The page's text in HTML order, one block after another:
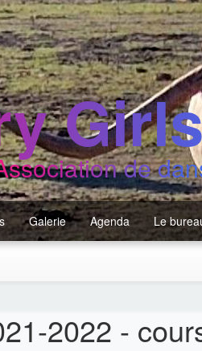
de
Galerie Agenda Le
2022 -